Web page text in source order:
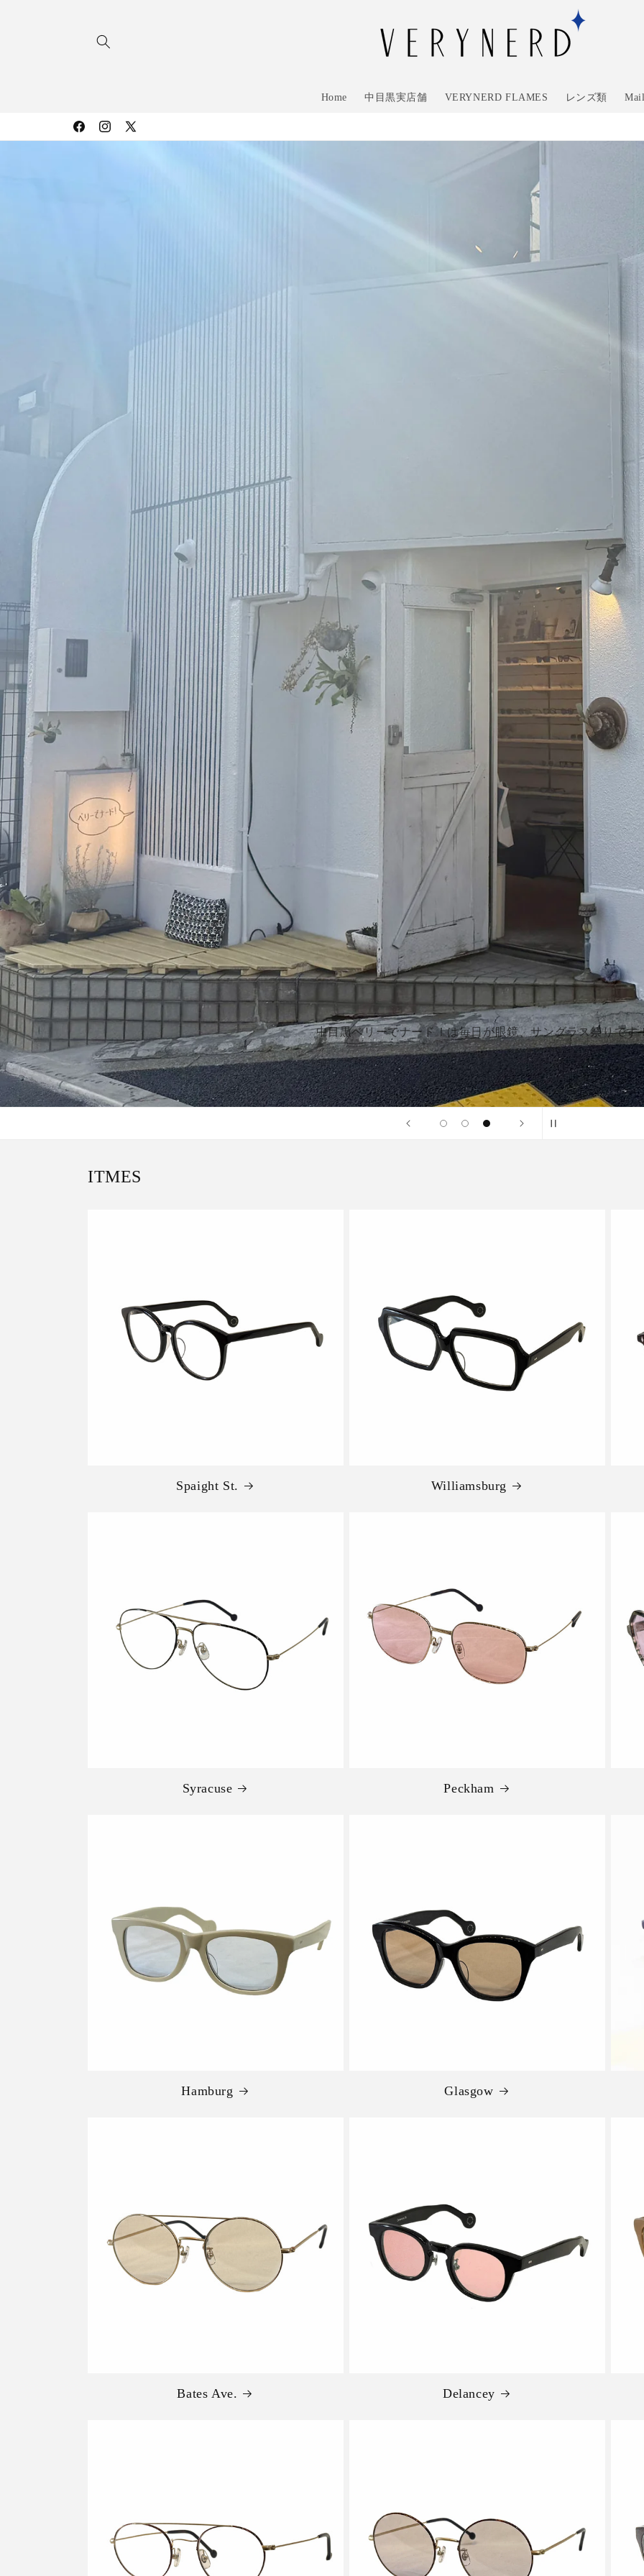
Home 中目黒実店舗 VERYNERD FLAMES レンズ類
FacebookInstagram
X
中目黒ベリーでナード！は毎日が眼鏡、サングラス祭りです
ITMES
Spaight St. Williamsburg
Syracuse Peckham
Hamburg Glasgow
Bates Ave. Delancey